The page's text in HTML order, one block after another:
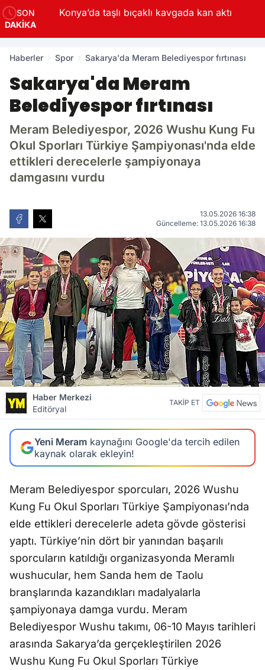
SON
DAKİKA
Konya’da taşlı bıçaklı kavgada kan aktı
Haberler Spor Sakarya'da Meram Belediyespor fırtınası
Sakarya'da Meram
Belediyespor fırtınası
Meram Belediyespor, 2026 Wushu Kung Fu
Okul Sporları Türkiye Şampiyonası'nda elde
ettikleri derecelerle şampiyonaya
damgasını vurdu
13.05.2026 16:38
Güncelleme: 13.05.2026 16:38
Haber Merkezi
Editöryal
TAKİP ET
Yeni Meram kaynağını Google'da tercih edilen
kaynak olarak ekleyin!
Meram Belediyespor sporcuları, 2026 Wushu
Kung Fu Okul Sporları Türkiye Şampiyonası’nda
elde ettikleri derecelerle adeta gövde gösterisi
yaptı. Türkiye’nin dört bir yanından başarılı
sporcuların katıldığı organizasyonda Meramlı
wushucular, hem Sanda hem de Taolu
branşlarında kazandıkları madalyalarla
şampiyonaya damga vurdu. Meram
Belediyespor Wushu takımı, 06-10 Mayıs tarihleri
arasında Sakarya’da gerçekleştirilen 2026
Wushu Kung Fu Okul Sporları Türkiye